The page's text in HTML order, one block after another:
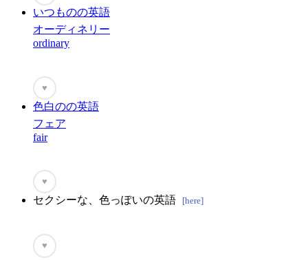
いつものの英語
オーディネリー
ordinary
♥
色白のの英語
フェア
fair
♥
セクシーな、色っぽいの英語 [here]
♥